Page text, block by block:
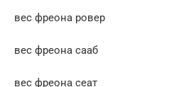
вес фреона ровер
вес фреона сааб
вес фреона сеат